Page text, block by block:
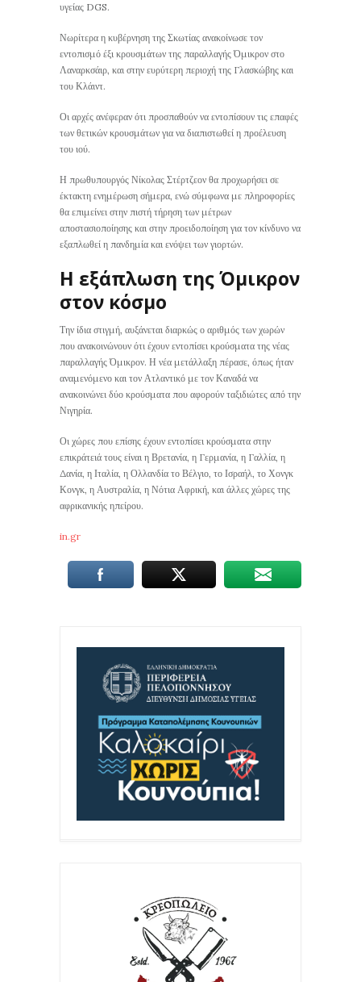
υγείας DGS.
Νωρίτερα η κυβέρνηση της Σκωτίας ανακοίνωσε τον
εντοπισμό έξι κρουσμάτων της παραλλαγής Όμικρον στο
Λαναρκσάιρ, και στην ευρύτερη περιοχή της Γλασκώβης και
του Κλάιντ.
Οι αρχές ανέφεραν ότι προσπαθούν να εντοπίσουν τις επαφές
των θετικών κρουσμάτων για να διαπιστωθεί η προέλευση
του ιού.
Η πρωθυπουργός Νίκολας Στέρτζεον θα προχωρήσει σε
έκτακτη ενημέρωση σήμερα, ενώ σύμφωνα με πληροφορίες
θα επιμείνει στην πιστή τήρηση των μέτρων
αποστασιοποίησης και στην προειδοποίηση για τον κίνδυνο να
εξαπλωθεί η πανδημία και ενόψει των γιορτών.
Η εξάπλωση της Όμικρον
στον κόσμο
Την ίδια στιγμή, αυξάνεται διαρκώς ο αριθμός των χωρών
που ανακοινώνουν ότι έχουν εντοπίσει κρούσματα της νέας
παραλλαγής Όμικρον. Η νέα μετάλλαξη πέρασε, όπως ήταν
αναμενόμενο και τον Ατλαντικό με τον Καναδά να
ανακοινώνει δύο κρούσματα που αφορούν ταξιδιώτες από την
Νιγηρία.
Οι χώρες που επίσης έχουν εντοπίσει κρούσματα στην
επικράτειά τους είναι η Βρετανία, η Γερμανία, η Γαλλία, η
Δανία, η Ιταλία, η Ολλανδία το Βέλγιο, το Ισραήλ, το Χονγκ
Κονγκ, η Αυστραλία, η Νότια Αφρική, και άλλες χώρες της
αφρικανικής ηπείρου.
in.gr